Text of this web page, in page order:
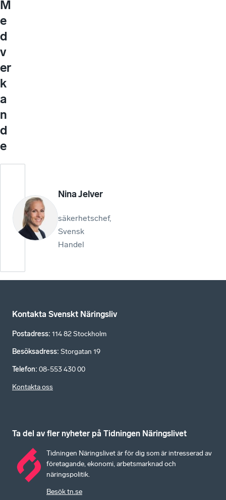
M
e
d
v
er
k
a
n
d
e
Nina Jelver
säkerhetschef,
Svensk
Handel
Kontakta Svenskt Näringsliv
Postadress: 114 82 Stockholm
Besöksadress: Storgatan 19
Telefon: 08-553 430 00
Kontakta oss
Ta del av fler nyheter på Tidningen Näringslivet
Tidningen Näringslivet är för dig som är intresserad av
företagande, ekonomi, arbetsmarknad och
näringspolitik.
Besök tn.se